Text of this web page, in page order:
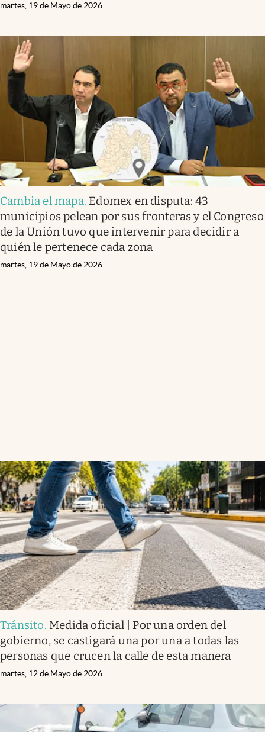
martes, 19 de Mayo de 2026
Cambia el mapa. Edomex en disputa: 43
municipios pelean por sus fronteras y el Congreso
de la Unión tuvo que intervenir para decidir a
quién le pertenece cada zona
martes, 19 de Mayo de 2026
Tránsito. Medida oficial | Por una orden del
gobierno, se castigará una por una a todas las
personas que crucen la calle de esta manera
martes, 12 de Mayo de 2026